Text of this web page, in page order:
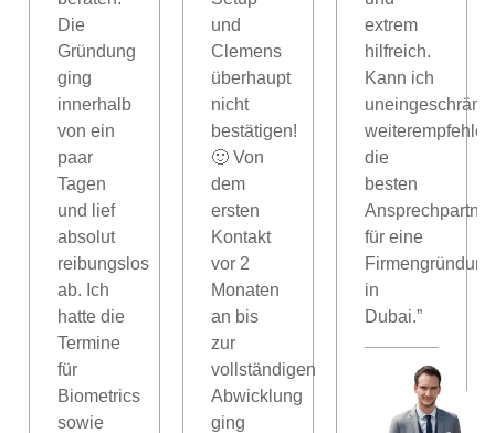
Die
Gründung
ging
innerhalb
von ein
paar
Tagen
und lief
absolut
reibungslos
ab. Ich
hatte die
Termine
für
Biometrics
sowie
und
Clemens
überhaupt
nicht
bestätigen!
🙂 Von
dem
ersten
Kontakt
vor 2
Monaten
an bis
zur
vollständigen
Abwicklung
ging
extrem
hilfreich.
Kann ich
uneingeschränkt
die
besten
Ansprechpartner
für eine
Firmengründung
in
Dubai.”